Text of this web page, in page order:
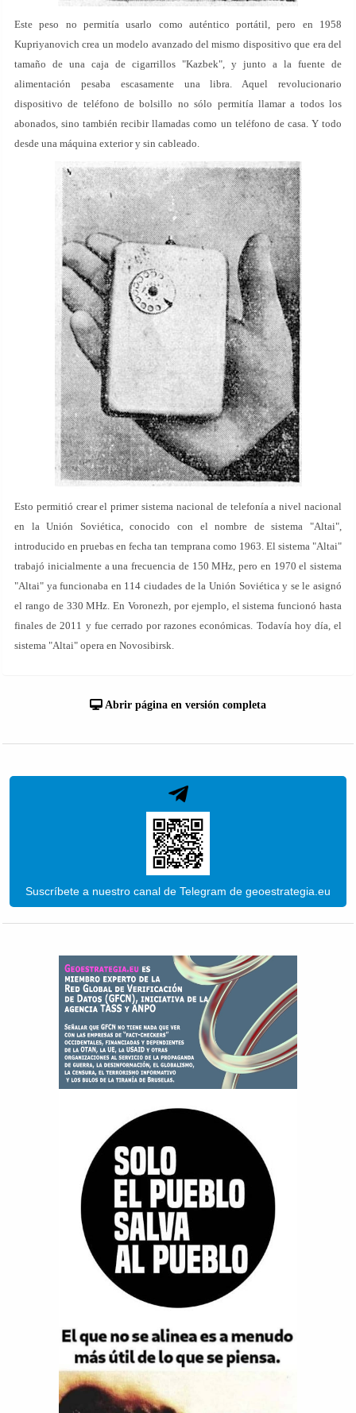
Este peso no permitía usarlo como auténtico portátil, pero en 1958
Kupriyanovich crea un modelo avanzado del mismo dispositivo que era del
tamaño de una caja de cigarrillos "Kazbek", y junto a la fuente de
alimentación pesaba escasamente una libra. Aquel revolucionario
dispositivo de teléfono de bolsillo no sólo permitía llamar a todos los
abonados, sino también recibir llamadas como un teléfono de casa. Y todo
desde una máquina exterior y sin cableado.
Esto permitió crear el primer sistema nacional de telefonía a nivel nacional
en la Unión Soviética, conocido con el nombre de sistema "Altai",
introducido en pruebas en fecha tan temprana como 1963. El sistema "Altai"
trabajó inicialmente a una frecuencia de 150 MHz, pero en 1970 el sistema
"Altai" ya funcionaba en 114 ciudades de la Unión Soviética y se le asignó
el rango de 330 MHz. En Voronezh, por ejemplo, el sistema funcionó hasta
finales de 2011 y fue cerrado por razones económicas. Todavía hoy día, el
sistema "Altai" opera en Novosibirsk.
Abrir página en versión completa
Suscríbete a nuestro canal de Telegram de geoestrategia.eu